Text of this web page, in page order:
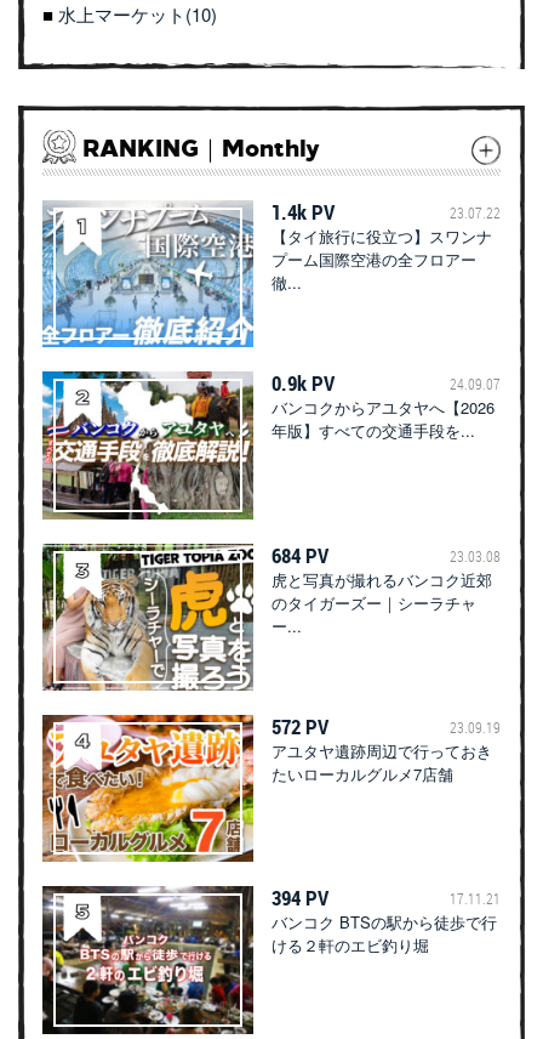
水上マーケット(10)
RANKING｜Monthly
1.4k PV 23.07.22
【タイ旅行に役立つ】スワンナ
プーム国際空港の全フロアー
徹...
0.9k PV 24.09.07
バンコクからアユタヤへ【2026
年版】すべての交通手段を...
684 PV 23.03.08
虎と写真が撮れるバンコク近郊
のタイガーズー｜シーラチャ
ー...
572 PV 23.09.19
アユタヤ遺跡周辺で行っておき
たいローカルグルメ7店舗
394 PV 17.11.21
バンコク BTSの駅から徒歩で行
ける２軒のエビ釣り堀